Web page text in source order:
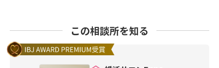
この相談所を知る